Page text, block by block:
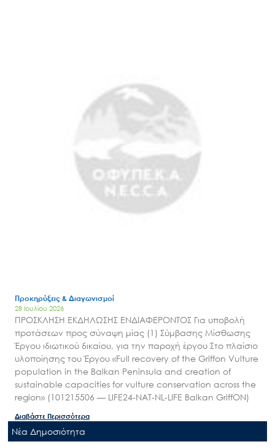
Προκηρύξεις & Διαγωνισμοί
28 Ιουλίου 2026
ΠΡΟΣΚΛΗΣΗ ΕΚΔΗΛΩΣΗΣ ΕΝΔΙΑΦΕΡΟΝΤΟΣ Για υποβολή
προτάσεων προς σύναψη μίας (1) Σύμβασης Μίσθωσης
Έργου ιδιωτικού δικαίου, για την παροχή έργου Στο πλαίσιο
υλοποίησης του Έργου «Full recovery of the Griffon Vulture
population in the Balkan Peninsula and creation of
sustainable capacities for vulture conservation across the
region» (101215506 — LIFE24-NAT-NL-LIFE Balkan GriffON)
Διαβάστε Περισσότερα
Nέα Δημοσιότητα